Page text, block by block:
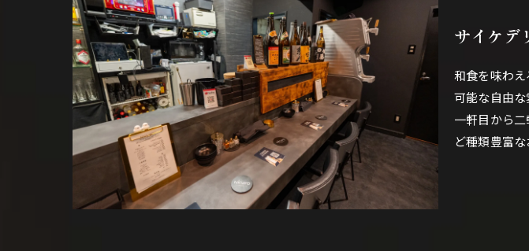
サイケデ
和食を味わ
可能な自由
一軒目から
ど種類豊富